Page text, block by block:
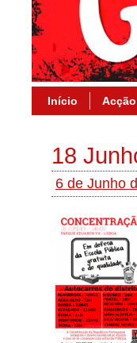
Início
18
6 de Junho